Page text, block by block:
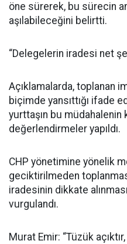
öne sürerek, bu sürecin
aşılabileceğini belirtti.
“Delegelerin iradesi net
Açıklamalarda, toplanan
biçimde yansıttığı ifade
yurttaşın bu müdahalenin
değerlendirmeler yapıldı.
CHP yönetimine yönelik
geciktirilmeden
iradesinin dikkate
vurgulandı.
Murat Emir: “Tüzük